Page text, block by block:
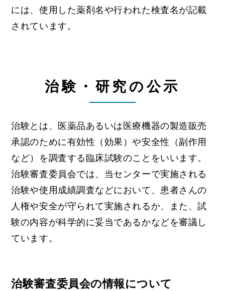
には、使用した薬剤名や行われた検査名が記載
されています。
治験・研究の公示
治験とは、医薬品あるいは医療機器の製造販売
承認のために有効性（効果）や安全性（副作用
など）を調査する臨床試験のことをいいます。
治験審査委員会では、当センターで実施される
治験や使用成績調査などにおいて、患者さんの
人権や安全が守られて実施されるか、また、試
験の内容が科学的に妥当であるかなどを審議し
ています。
治験審査委員会の情報について